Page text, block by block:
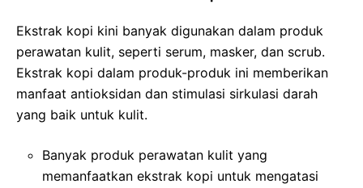
Ekstrak kopi kini banyak digunakan dalam produk
perawatan kulit, seperti serum, masker, dan scrub.
Ekstrak kopi dalam produk-produk ini memberikan
manfaat antioksidan dan stimulasi sirkulasi darah
yang baik untuk kulit.
Banyak produk perawatan kulit yang
memanfaatkan ekstrak kopi untuk mengatasi